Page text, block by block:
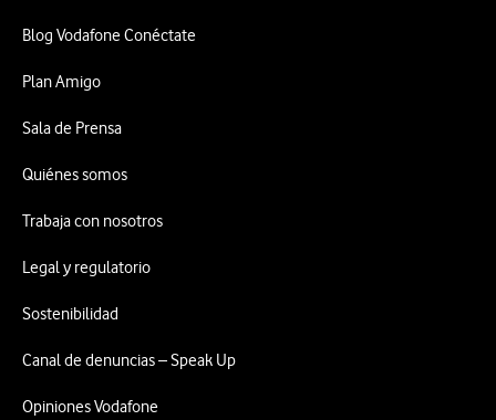
Blog Vodafone Conéctate
Plan Amigo
Sala de Prensa
Quiénes somos
Trabaja con nosotros
Legal y regulatorio
Sostenibilidad
Canal de denuncias – Speak Up
Opiniones Vodafone